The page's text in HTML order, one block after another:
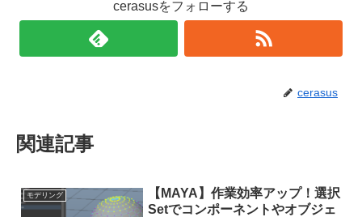
cerasusをフォローする
cerasus
関連記事
モデリング
【MAYA】作業効率アップ！選択
Setでコンポーネントやオブジェ